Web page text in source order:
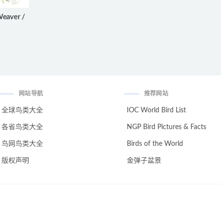
/
网站导航
全球鸟类大全
各省鸟类大全
鸟网鸟类大全
版权声明
推荐网站
IOC World Bird List
NGP Bird Pictures & Facts
Birds of the World
金弹子盆景